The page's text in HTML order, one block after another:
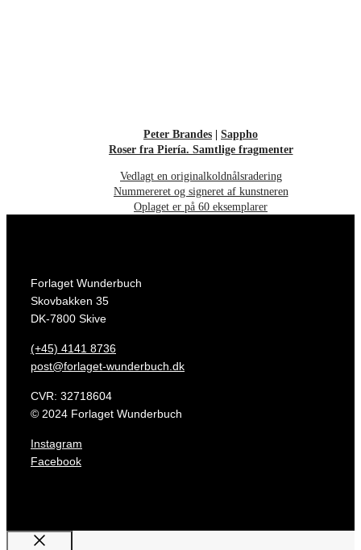
Peter Brandes
Sappho
Roser fra Piería. Samtlige fragmenter
Vedlagt en originalkoldnålsradering
Nummereret og signeret af kunstneren
Oplaget er på 60 eksemplarer
Forlaget Wunderbuch
Skovbakken 35
DK-7800 Skive
(+45) 4141 8736
post@forlaget-wunderbuch.dk
CVR: 32718604
© 2024 Forlaget Wunderbuch
Instagram
Facebook